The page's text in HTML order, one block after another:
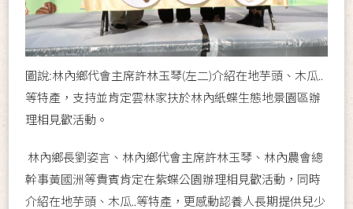
圖說:林內鄉代會主席許林玉琴(左二)介紹在地芋頭、木瓜..
等特產，支持並肯定雲林家扶於林內紙蝶生態地景園區辦
理相見歡活動。
林內鄉長劉姿言、林內鄉代會主席許林玉琴、林內農會總
幹事黃國洲等貴賓肯定在紫蝶公園辦理相見歡活動，同時
介紹在地芋頭、木瓜..等特產，更感動認養人長期提供兒少